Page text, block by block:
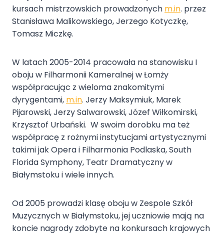
kursach mistrzowskich prowadzonych m.in. przez
Stanisława Malikowskiego, Jerzego Kotyczkę,
Tomasz Miczkę.
W latach 2005-2014 pracowała na stanowisku I
oboju w Filharmonii Kameralnej w Łomży
współpracując z wieloma znakomitymi
dyrygentami, m.in. Jerzy Maksymiuk, Marek
Pijarowski, Jerzy Salwarowski, Józef Wiłkomirski,
Krzysztof Urbański. W swoim dorobku ma też
współpracę z rożnymi instytucjami artystycznymi
takimi jak Opera i Filharmonia Podlaska, South
Florida Symphony, Teatr Dramatyczny w
Białymstoku i wiele innych.
Od 2005 prowadzi klasę oboju w Zespole Szkół
Muzycznych w Białymstoku, jej uczniowie mają na
koncie nagrody zdobyte na konkursach krajowych